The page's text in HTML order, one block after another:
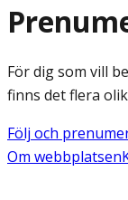
För dig som vill
finns det flera
Följ och
Om webbplatsen